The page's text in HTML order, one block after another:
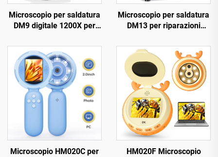
Microscopio per saldatura
DM9 digitale 1200X per
Microscopio per saldatura
DM13 per riparazioni
gioielli con 10 LED
Microscopio HM020C per
HM020F Microscopio